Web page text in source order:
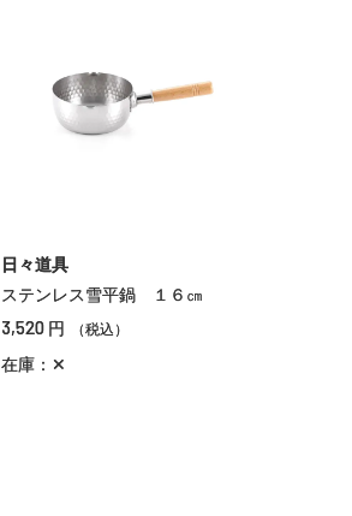
日々道具
ステンレス雪平鍋 １６㎝
3,520 円 （税込）
在庫：✕